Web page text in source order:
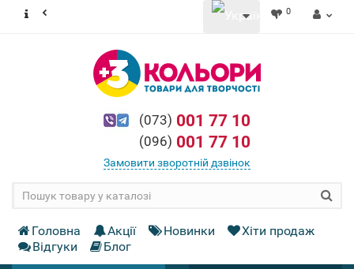
0
(073) 001 77 10
(096) 001 77 10
Замовити зворотній дзвінок
Головна Акції Новинки
Хіти продаж
Відгуки
Блог